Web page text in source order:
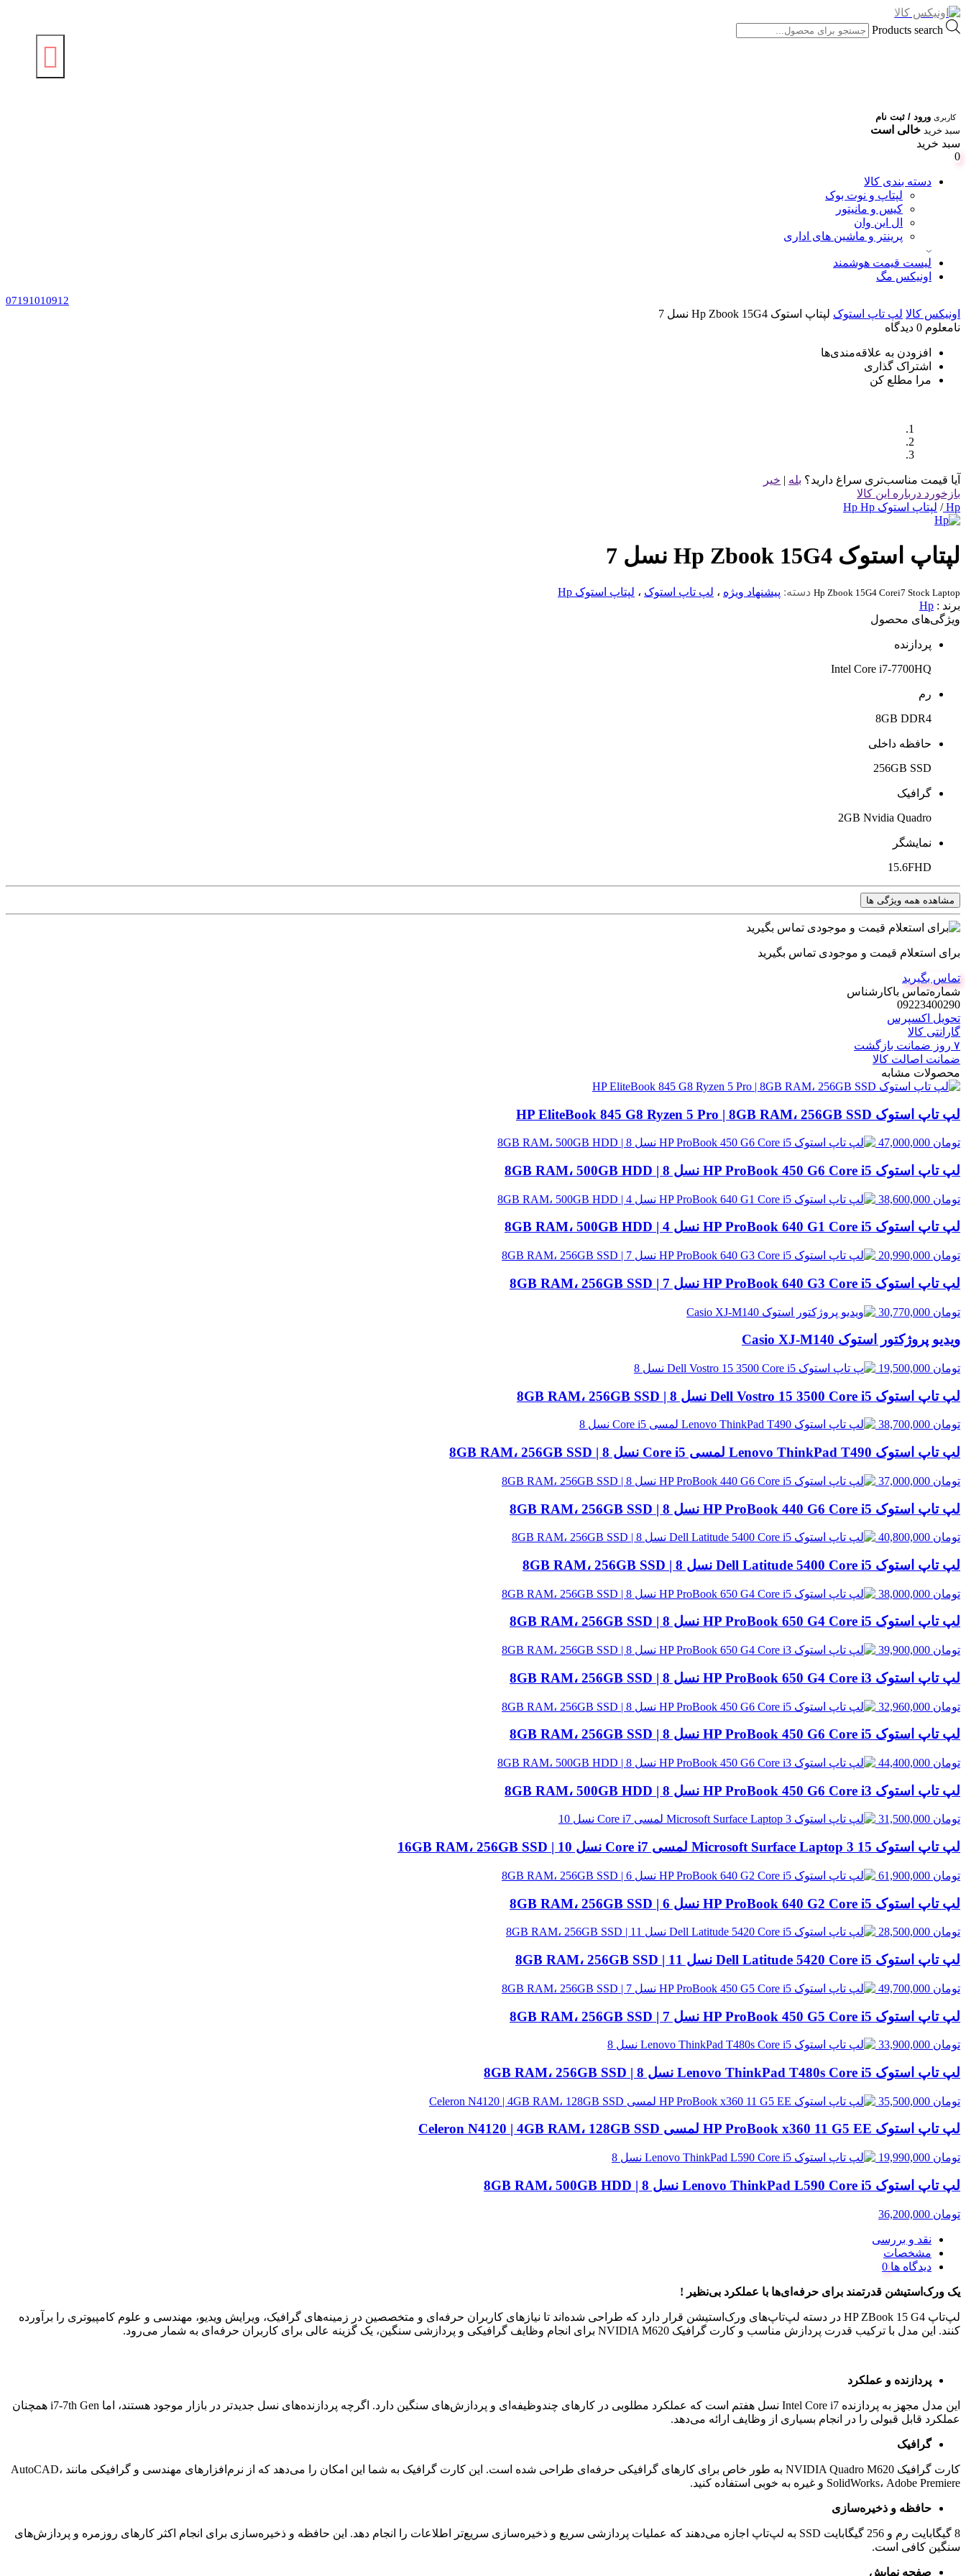
Products search
کاربری ورود / ثبت نام
سبد خرید خالی است
سبد خرید
0
دسته بندی کالا
لپتاپ و نوت بوک
کیس و مانیتور
ال این وان
پرینتر و ماشین های اداری
لیست قیمت هوشمند
اونیکس مگ
07191010912
اونیکس کالا لپ تاپ استوک لپتاپ استوک Hp Zbook 15G4 نسل 7
نامعلوم 0 دیدگاه
افزودن به علاقه‌مندی‌ها
اشتراک گذاری
مرا مطلع کن
آیا قیمت مناسب‌تری سراغ دارید؟ بله | خیر
بازخورد درباره این کالا
Hp
/ لپتاپ استوک Hp Hp
لپتاپ استوک Hp Zbook 15G4 نسل 7
Hp Zbook 15G4 Corei7 Stock Laptop دسته: پیشنهاد ویژه ، لپ تاپ استوک ، لپتاپ استوک Hp
برند : Hp
ویژگی‌های محصول
پردازنده
Intel Core i7-7700HQ
رم
8GB DDR4
حافظه داخلی
256GB SSD
گرافیک
2GB Nvidia Quadro
نمایشگر
15.6FHD
مشاهده همه ویژگی ها
برای استعلام قیمت و موجودی تماس بگیرید
تماس بگیرید
شماره‌تماس‌ با‌کارشناس
09223400290
تحویل اکسپرس
گارانتی کالا
۷ روز ضمانت بازگشت
ضمانت اصالت کالا
محصولات مشابه
لپ تاپ استوک HP EliteBook 845 G8 Ryzen 5 Pro | 8GB RAM، 256GB SSD
تومان
لپ تاپ استوک HP ProBook 450 G6 Core i5 نسل 8 | 8GB RAM، 500GB HDD
تومان
لپ تاپ استوک HP ProBook 640 G1 Core i5 نسل 4 | 8GB RAM، 500GB HDD
تومان
لپ تاپ استوک HP ProBook 640 G3 Core i5 نسل 7 | 8GB RAM، 256GB SSD
تومان
ویدیو پروژکتور استوک Casio XJ‑M140
تومان
لپ تاپ استوک Dell Vostro 15 3500 Core i5 نسل 8 | 8GB RAM، 256GB SSD
تومان
لپ تاپ استوک Lenovo ThinkPad T490 لمسی Core i5 نسل 8 | 8GB RAM، 256GB SSD
تومان
لپ تاپ استوک HP ProBook 440 G6 Core i5 نسل 8 | 8GB RAM، 256GB SSD
تومان
لپ تاپ استوک Dell Latitude 5400 Core i5 نسل 8 | 8GB RAM، 256GB SSD
تومان
لپ تاپ استوک HP ProBook 650 G4 Core i5 نسل 8 | 8GB RAM، 256GB SSD
تومان
لپ تاپ استوک HP ProBook 650 G4 Core i3 نسل 8 | 8GB RAM، 256GB SSD
تومان
لپ تاپ استوک HP ProBook 450 G6 Core i5 نسل 8 | 8GB RAM، 256GB SSD
تومان
لپ تاپ استوک HP ProBook 450 G6 Core i3 نسل 8 | 8GB RAM، 500GB HDD
تومان
لپ تاپ استوک Microsoft Surface Laptop 3 15 لمسی Core i7 نسل 10 | 16GB RAM، 256GB SSD
تومان
لپ تاپ استوک HP ProBook 640 G2 Core i5 نسل 6 | 8GB RAM، 256GB SSD
تومان
لپ تاپ استوک Dell Latitude 5420 Core i5 نسل 11 | 8GB RAM، 256GB SSD
تومان
لپ تاپ استوک HP ProBook 450 G5 Core i5 نسل 7 | 8GB RAM، 256GB SSD
تومان
لپ تاپ استوک Lenovo ThinkPad T480s Core i5 نسل 8 | 8GB RAM، 256GB SSD
تومان
لپ تاپ استوک HP ProBook x360 11 G5 EE لمسی Celeron N4120 | 4GB RAM، 128GB SSD
تومان
لپ تاپ استوک Lenovo ThinkPad L590 Core i5 نسل 8 | 8GB RAM، 500GB HDD
تومان
نقد و بررسی
مشخصات
دیدگاه ها
یک ورک‌استیشن قدرتمند برای حرفه‌ای‌ها با عملکرد بی‌نظیر !
لپ‌تاپ HP ZBook 15 G4 در دسته لپ‌تاپ‌های ورک‌استیشن‌ قرار دارد که طراحی شده‌اند تا نیازهای کاربران حرفه‌ای و متخصصین در زمینه‌های گرافیک، ویرایش ویدیو، مهندسی و علوم کامپیوتری را برآورده
کنند. این مدل با ترکیب قدرت پردازش مناسب و کارت گرافیک NVIDIA M620 برای انجام وظایف گرافیکی و پردازشی سنگین، یک گزینه عالی برای کاربران حرفه‌ای به شمار می‌رود.
پردازنده و عملکرد
این مدل مجهز به پردازنده Intel Core i7 نسل هفتم است که عملکرد مطلوبی در کارهای چندوظیفه‌ای و پردازش‌های سنگین دارد. اگرچه پردازنده‌های نسل جدیدتر در بازار موجود هستند، اما i7-7th Gen همچنان
عملکرد قابل قبولی را در انجام بسیاری از وظایف ارائه می‌دهد.
گرافیک
کارت گرافیک NVIDIA Quadro M620 به طور خاص برای کارهای گرافیکی حرفه‌ای طراحی شده است. این کارت گرافیک به شما این امکان را می‌دهد که از نرم‌افزارهای مهندسی و گرافیکی مانند AutoCAD،
SolidWorks، Adobe Premiere و غیره به خوبی استفاده کنید.
حافظه و ذخیره‌سازی
8 گیگابایت رم و 256 گیگابایت SSD به لپ‌تاپ اجازه می‌دهند که عملیات پردازشی سریع و ذخیره‌سازی سریع‌تر اطلاعات را انجام دهد. این حافظه و ذخیره‌سازی برای انجام اکثر کارهای روزمره و پردازش‌های
سنگین کافی است.
صفحه نمایش